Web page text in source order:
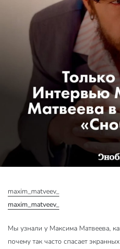
maxim_matveev_
maxim_matveev_
Мы узнали у Максима Матвеева,
почему так часто спасает